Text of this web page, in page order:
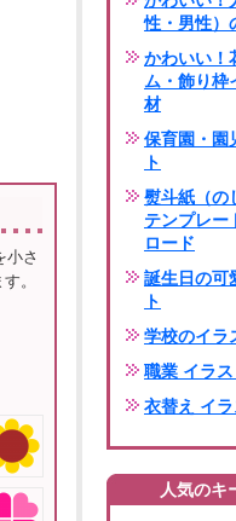
小さ
。
性・男性）
かわいい！
ム・飾り枠
材
保育園・園
ト
熨斗紙（の
テンプレー
ロード
誕生日の可
ト
学校のイラ
職業 イラス
衣替え イラ
人気のキ